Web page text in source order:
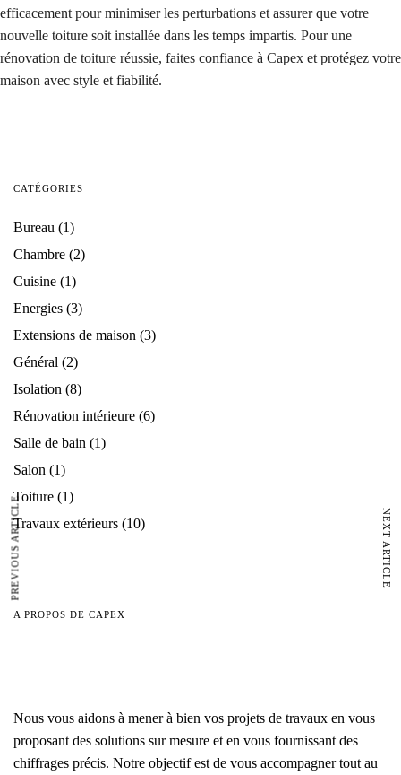
efficacement pour minimiser les perturbations et assurer que votre
nouvelle toiture soit installée dans les temps impartis. Pour une
rénovation de toiture réussie, faites confiance à Capex et protégez votre
maison avec style et fiabilité.
PREVIOUS ARTICLE NEXT ARTICLE
CATÉGORIES
Bureau (1)
Chambre (2)
Cuisine (1)
Energies (3)
Extensions de maison (3)
Général (2)
Isolation (8)
Rénovation intérieure (6)
Salle de bain (1)
Salon (1)
Toiture (1)
Travaux extérieurs (10)
A PROPOS DE CAPEX
Nous vous aidons à mener à bien vos projets de travaux en vous
proposant des solutions sur mesure et en vous fournissant des
chiffrages précis. Notre objectif est de vous accompagner tout au